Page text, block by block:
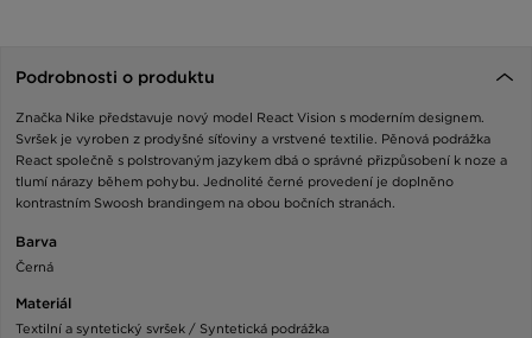
Podrobnosti o produktu
Značka Nike představuje nový model React Vision s moderním designem.
Svršek je vyroben z prodyšné síťoviny a vrstvené textilie. Pěnová podrážka
React společně s polstrovaným jazykem dbá o správné přizpůsobení k noze a
tlumí nárazy během pohybu. Jednolité černé provedení je doplněno
kontrastním Swoosh brandingem na obou bočních stranách.
Barva
Černá
Materiál
Textilní a syntetický svršek / Syntetická podrážka